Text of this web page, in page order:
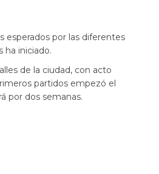
esperados por las diferentes
ha iniciado.
de la ciudad, con acto
partidos empezó el
por dos semanas.